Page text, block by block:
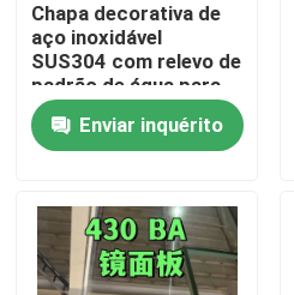
Produtos
Chapa decorativa de
aço inoxidável
SUS304 com relevo de
padrão de água para
uso arquitetônico
externoEnviar inquérito